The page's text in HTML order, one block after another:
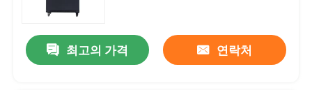
최고의 가격 연락처